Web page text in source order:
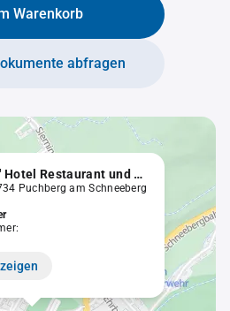
Warenkorb
abfragen
"Schwabenhof" Hotel Restaurant und Kaffeehaus, Otto Jägersberger
Puchberg am Schneeberg